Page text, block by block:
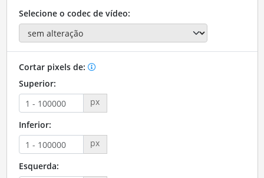
Selecione o codec de vídeo:
Cortar pixels de:
Superior:
px
Inferior:
px
Esquerda: